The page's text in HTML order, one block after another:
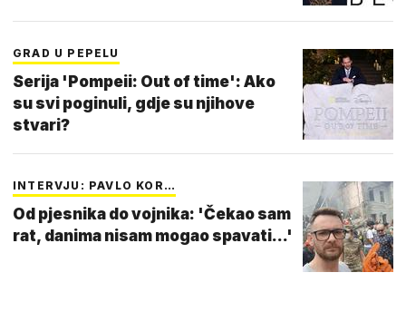
GRAD U PEPELU
Serija 'Pompeii: Out of time': Ako
su svi poginuli, gdje su njihove
stvari?
INTERVJU: PAVLO KOR…
Od pjesnika do vojnika: 'Čekao sam
rat, danima nisam mogao spavati...'